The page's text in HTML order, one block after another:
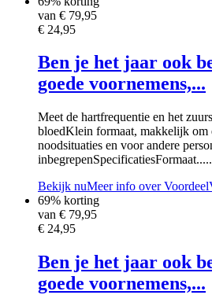
van € 79,95
€ 24,95
Ben je het jaar ook
goede voornemens,...
Meet de hartfrequentie en het
bloedKlein formaat, makkelijk om
noodsituaties en voor andere
Bekijk nuMeer info over
69% korting
van € 79,95
€ 24,95
Ben je het jaar ook
goede voornemens,...